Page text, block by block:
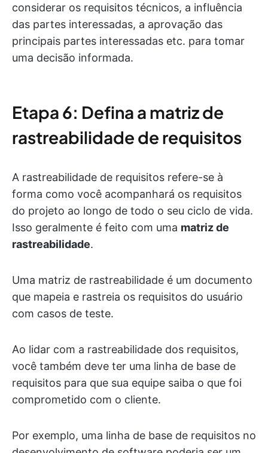
considerar os requisitos técnicos, a influência
das partes interessadas, a aprovação das
principais partes interessadas etc. para tomar
uma decisão informada.
Etapa 6: Defina a matriz de
rastreabilidade de requisitos
A rastreabilidade de requisitos refere-se à
forma como você acompanhará os requisitos
do projeto ao longo de todo o seu ciclo de vida.
Isso geralmente é feito com uma matriz de
rastreabilidade.
Uma matriz de rastreabilidade é um documento
que mapeia e rastreia os requisitos do usuário
com casos de teste.
Ao lidar com a rastreabilidade dos requisitos,
você também deve ter uma linha de base de
requisitos para que sua equipe saiba o que foi
comprometido com o cliente.
Por exemplo, uma linha de base de requisitos no